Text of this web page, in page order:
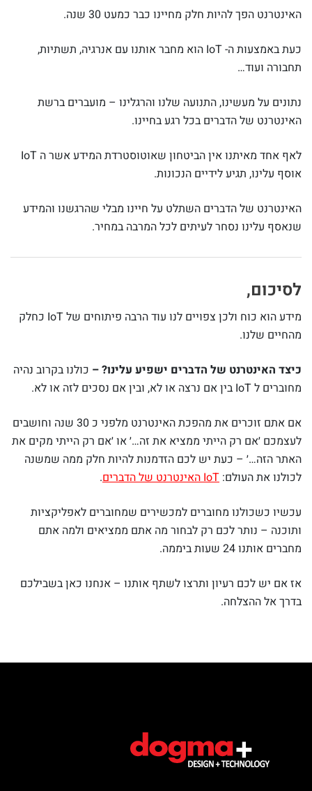
האינטרנט הפך להיות חלק מחיינו כבר כמעט 30 שנה.
כעת באמצעות ה- IoT הוא מחבר אותנו עם אנרגיה, תשתיות,
תחבורה ועוד…
נתונים על מעשינו, התנועה שלנו והרגלינו – מועברים ברשת
האינטרנט של הדברים בכל רגע בחיינו.
לאף אחד מאיתנו אין הביטחון שאוטוסטרדת המידע אשר ה IoT
אוסף עלינו, תגיע לידיים הנכונות.
האינטרנט של הדברים השתלט על חיינו מבלי שהרגשנו והמידע
שנאסף עלינו נסחר לעיתים לכל המרבה במחיר.
לסיכום,
מידע הוא כוח ולכן צפויים לנו עוד הרבה פיתוחים של IoT כחלק
מהחיים שלנו.
כיצד האינטרנט של הדברים ישפיע עלינו? – כולנו בקרוב נהיה
מחוברים ל IoT בין אם נרצה או לא, ובין אם נסכים לזה או לא.
אם אתם זוכרים את מהפכת האינטרנט מלפני כ 30 שנה וחושבים
לעצמכם ׳אם רק הייתי ממציא את זה…׳ או ׳אם רק הייתי מקים את
האתר הזה…׳ – כעת יש לכם הזדמנות להיות חלק ממה שמשנה
לכולנו את העולם: IoT האינטרנט של הדברים .
עכשיו כשכולנו מחוברים למכשירים שמחוברים לאפליקציות
ותוכנה – נותר לכם רק לבחור מה אתם ממציאים ולמה אתם
מחברים אותנו 24 שעות ביממה.
אז אם יש לכם רעיון ותרצו לשתף אותנו – אנחנו כאן בשבילכם
בדרך אל ההצלחה.